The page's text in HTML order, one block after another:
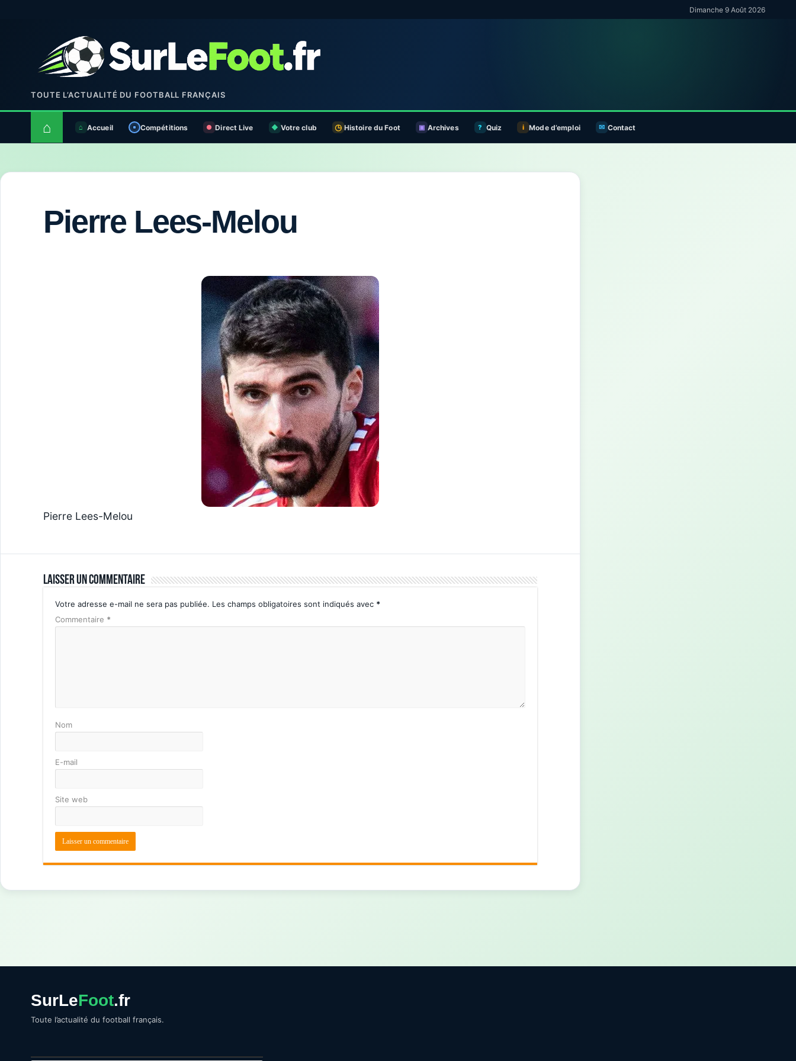
Dimanche 9 Août 2026
TOUTE L’ACTUALITÉ DU FOOTBALL FRANÇAIS
⌂ Accueil Compétitions Direct Live Votre club Histoire du Foot Archives Quiz Mode d’emploi Contact
Pierre Lees-Melou
Pierre Lees-Melou
Laisser un commentaire
Votre adresse e-mail ne sera pas publiée. Les champs obligatoires sont indiqués avec *
Commentaire *
Nom
E-mail
Site web
SurLeFoot.fr
Toute l’actualité du football français.